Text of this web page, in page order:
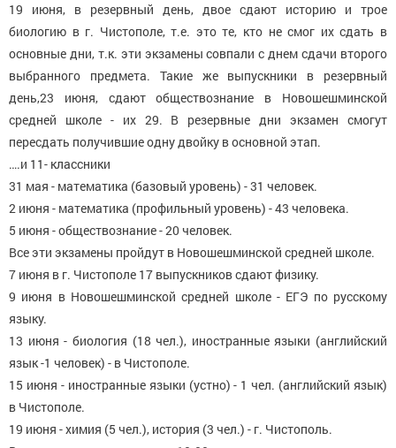
19 июня, в резервный день, двое сдают историю и трое
биологию в г. Чистополе, т.е. это те, кто не смог их сдать в
основные дни, т.к. эти экзамены совпали с днем сдачи второго
выбранного предмета. Такие же выпускники в резервный
день,23 июня, сдают обществознание в Новошешминской
средней школе - их 29. В резервные дни экзамен смогут
пересдать получившие одну двойку в основной этап.
….и 11- классники
31 мая - математика (базовый уровень) - 31 человек.
2 июня - математика (профильный уровень) - 43 человека.
5 июня - обществознание - 20 человек.
Все эти экзамены пройдут в Новошешминской средней школе.
7 июня в г. Чистополе 17 выпускников сдают физику.
9 июня в Новошешминской средней школе - ЕГЭ по русскому
языку.
13 июня - биология (18 чел.), иностранные языки (английский
язык -1 человек) - в Чистополе.
15 июня - иностранные языки (устно) - 1 чел. (английский язык)
в Чистополе.
19 июня - химия (5 чел.), история (3 чел.) - г. Чистополь.